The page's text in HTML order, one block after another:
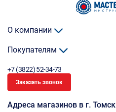
О компании
Покупателям
+7 (3822) 52-34-73
Заказать звонок
Адреса магазинов в г. Томск